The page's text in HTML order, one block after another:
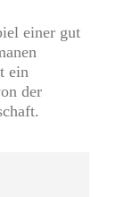
einer gut
ein
der